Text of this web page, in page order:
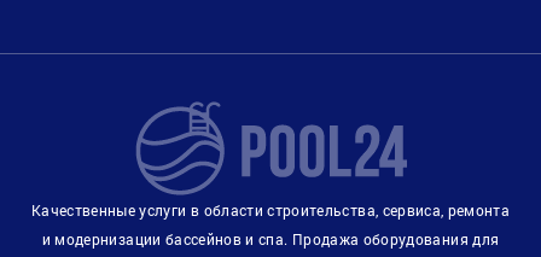
Качественные услуги в области строительства, сервиса, ремонта
и модернизации бассейнов и спа. Продажа оборудования для